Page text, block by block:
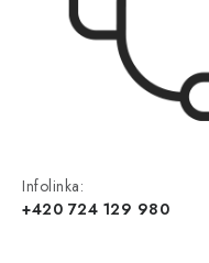
Infolinka:
+420 724 129 980